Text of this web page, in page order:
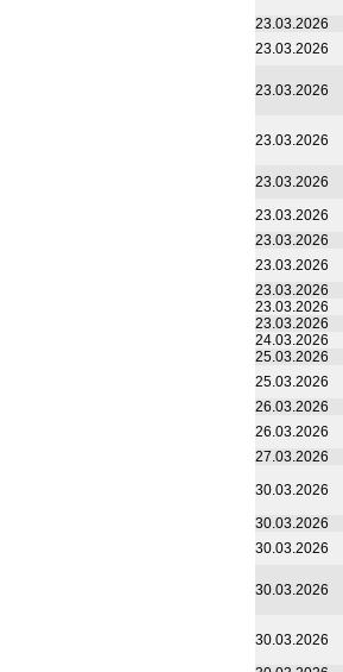
23.03.2026
23.03.2026
23.03.2026
23.03.2026
23.03.2026
23.03.2026
23.03.2026
23.03.2026
23.03.2026
23.03.2026
23.03.2026
24.03.2026
25.03.2026
25.03.2026
26.03.2026
26.03.2026
27.03.2026
30.03.2026
30.03.2026
30.03.2026
30.03.2026
30.03.2026